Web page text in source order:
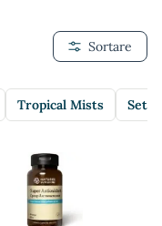
Sortare
Tropical Mists